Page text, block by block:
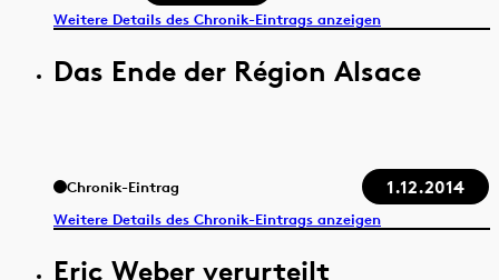
Weitere Details des Chronik-Eintrags anzeigen
Das Ende der Région Alsace
Chronik-Eintrag 1.12.2014
Weitere Details des Chronik-Eintrags anzeigen
Eric Weber verurteilt